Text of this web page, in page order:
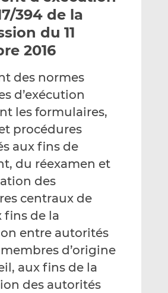
e
p
a
e
m
i
l
g
e
r
s
r
L
n
k
e
d
n
g
e
s
r
F
a
c
e
b
o
o
k
394 de la
du 11
2016
des normes
d’exécution
les formulaires,
procédures
aux fins de
du réexamen et
des
centraux de
fins de la
entre autorités
d’origine
aux fins de la
des autorités